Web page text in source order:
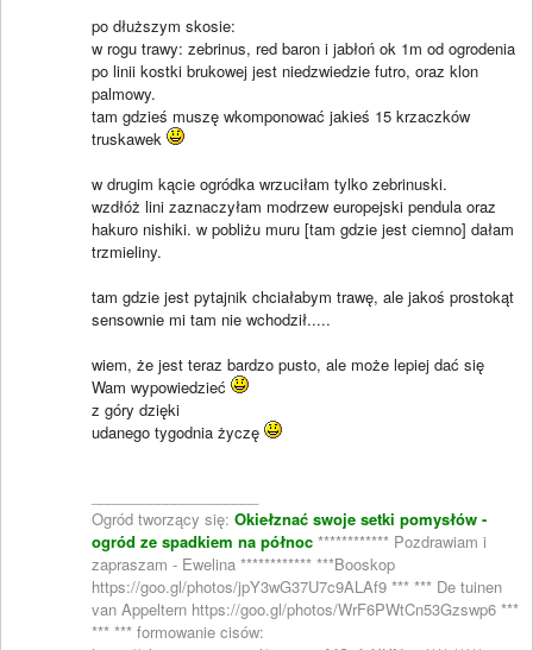
po dłuższym skosie:
w rogu trawy: zebrinus, red baron i jabłoń ok 1m od ogrodenia
po linii kostki brukowej jest niedzwiedzie futro, oraz klon
palmowy.
tam gdzieś muszę wkomponować jakieś 15 krzaczków
truskawek
w drugim kącie ogródka wrzuciłam tylko zebrinuski.
wzdłóż lini zaznaczyłam modrzew europejski pendula oraz
hakuro nishiki. w pobliżu muru [tam gdzie jest ciemno] dałam
trzmieliny.
tam gdzie jest pytajnik chciałabym trawę, ale jakoś prostokąt
sensownie mi tam nie wchodził.....
wiem, że jest teraz bardzo pusto, ale może lepiej dać się
Wam wypowiedzieć
z góry dzięki
udanego tygodnia życzę
Ogród tworzący się: Okiełznać swoje setki pomysłów -
ogród ze spadkiem na północ ************ Pozdrawiam i
zapraszam - Ewelina ************ ***Booskop
https://goo.gl/photos/jpY3wG37U7c9ALAf9 *** *** De tuinen
van Appeltern https://goo.gl/photos/WrF6PWtCn53Gzswp6 ***
*** *** formowanie cisów: